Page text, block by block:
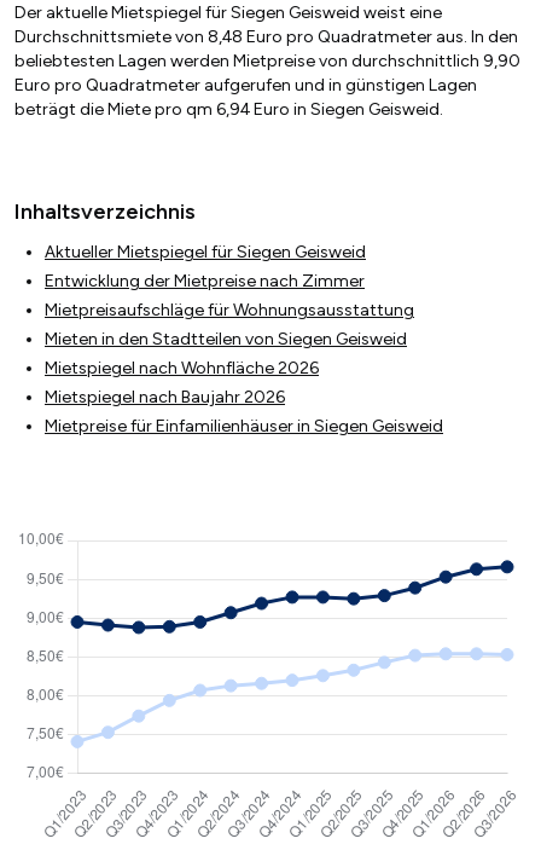
Der aktuelle Mietspiegel für Siegen Geisweid weist eine
Durchschnittsmiete von 8,48 Euro pro Quadratmeter aus. In den
beliebtesten Lagen werden Mietpreise von durchschnittlich 9,90
Euro pro Quadratmeter aufgerufen und in günstigen Lagen
beträgt die Miete pro qm 6,94 Euro in Siegen Geisweid.
Inhaltsverzeichnis
Aktueller Mietspiegel für Siegen Geisweid
Entwicklung der Mietpreise nach Zimmer
Mietpreisaufschläge für Wohnungsausstattung
Mieten in den Stadtteilen von Siegen Geisweid
Mietspiegel nach Wohnfläche 2026
Mietspiegel nach Baujahr 2026
Mietpreise für Einfamilienhäuser in Siegen Geisweid